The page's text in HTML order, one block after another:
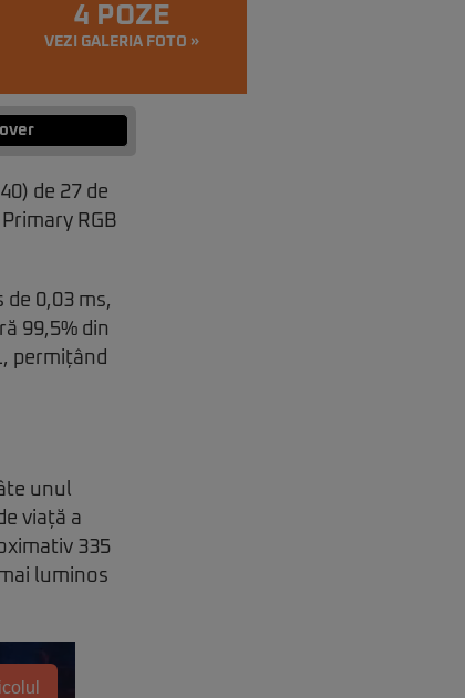
4 POZE
VEZI GALERIA FOTO »
de 27 de
RGB
0,03 ms,
99,5% din
permițând
unul
viață a
335
luminos